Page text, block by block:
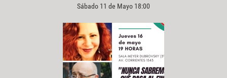
Sábado 11 de Mayo 18:00